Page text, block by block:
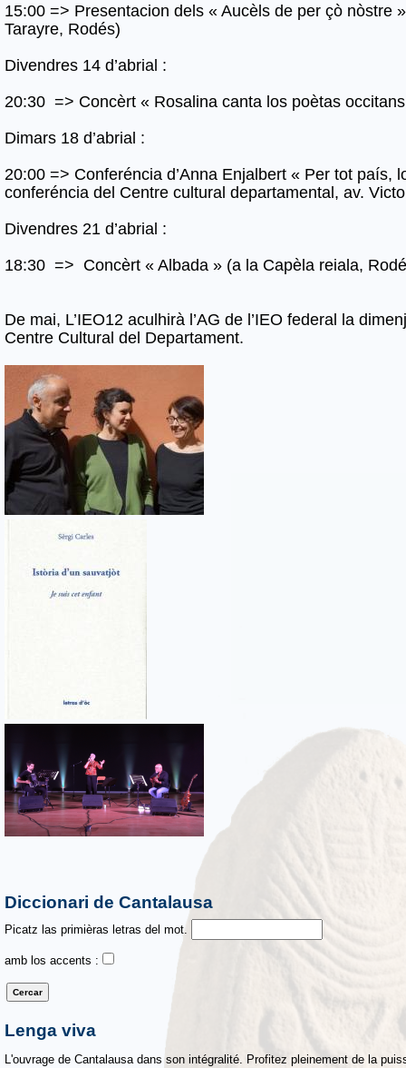
15:00 => Presentacion dels « Aucèls de per çò nòstre
Tarayre, Rodés)
Divendres 14 d’abrial :
20:30 => Concèrt « Rosalina canta los poètas
Dimars 18 d’abrial :
20:00 => Conferéncia d’Anna Enjalbert « Per tot país,
conferéncia del Centre cultural departamental, av.
Divendres 21 d’abrial :
18:30 => Concèrt « Albada » (a la Capèla reiala,
De mai, L’IEO12 aculhirà l’AG de l’IEO federal la
Centre Cultural del Departament.
Diccionari de Cantalausa
Picatz las primièras letras del mot.
amb los accents :
Lenga viva
L'ouvrage de Cantalausa dans son intégralité. Profitez pleinement de la